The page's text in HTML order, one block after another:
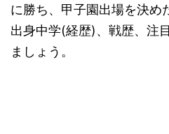
に勝ち、甲子園出場を決め
出身中学(経歴)、戦歴、注
ましょう。